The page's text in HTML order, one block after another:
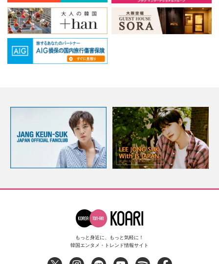
もっと身近に、もっと気軽に！
韓国エンタメ・トレンド情報サイト